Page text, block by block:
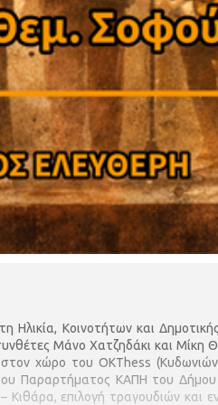
Ηλικία, Κοινοτήτων και
Μάνο Χατζηδάκι και Μίκη
χώρο του OKThess
Παραρτήματος ΚΑΠΗ του Δήμου
επιλογή τραγουδιών και